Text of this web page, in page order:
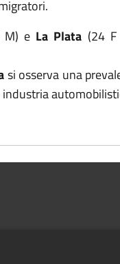
M) e La Plata (24
si osserva una